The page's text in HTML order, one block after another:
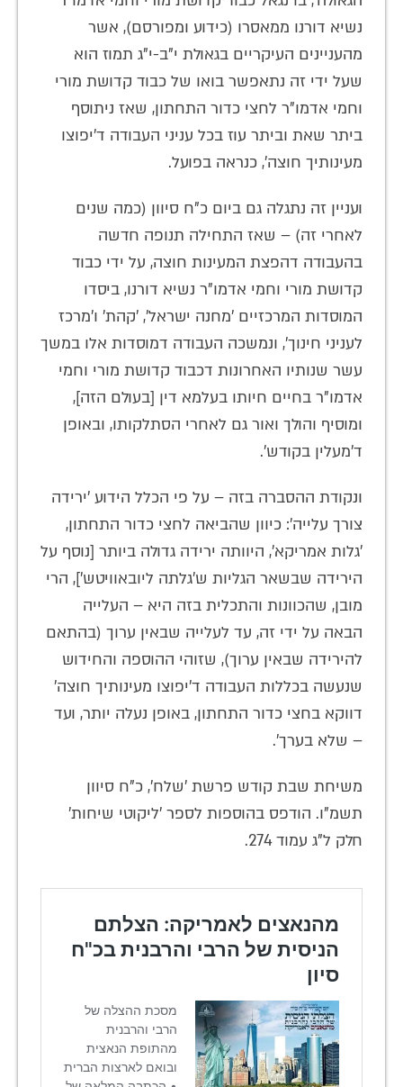
נשיא דורנו ממאסרו (כידוע ומפורסם), אשר
מהעניינים העיקריים בגאולת י"ב-י"ג תמוז הוא
שעל ידי זה נתאפשר בואו של כבוד קדושת מורי
וחמי אדמו"ר לחצי כדור התחתון, שאז ניתוסף
ביתר שאת וביתר עוז בכל עניני העבודה ד'יפוצו
מעינותיך חוצה', כנראה בפועל.
ועניין זה נתגלה גם ביום כ"ח סיוון (כמה שנים
לאחרי זה) – שאז התחילה תנופה חדשה
בהעבודה דהפצת המעינות חוצה, על ידי כבוד
קדושת מורי וחמי אדמו"ר נשיא דורנו, ביסדו
המוסדות המרכזיים 'מחנה ישראל', 'קהת' ו'מרכז
לעניני חינוך', ונמשכה העבודה דמוסדות אלו במשך
עשר שנותיו האחרונות דכבוד קדושת מורי וחמי
אדמו"ר בחיים חיותו בעלמא דין [בעולם הזה],
ומוסיף והולך ואור גם לאחרי הסתלקותו, ובאופן
ד'מעלין בקודש'.
ונקודת ההסברה בזה – על פי הכלל הידוע 'ירידה
צורך עלייה': כיוון שהביאה לחצי כדור התחתון,
'גלות אמריקא', היוותה ירידה גדולה ביותר [נוסף על
הירידה שבשאר הגליות ש'גלתה ליובאוויטש'], הרי
מובן, שהכוונות והתכלית בזה היא – העלייה
הבאה על ידי זה, עד לעלייה שבאין ערוך (בהתאם
להירידה שבאין ערוך), שזוהי ההוספה והחידוש
שנעשה בכללות העבודה ד'יפוצו מעינותיך חוצה'
דווקא בחצי כדור התחתון, באופן נעלה יותר, ועד
– שלא בערך'.
משיחת שבת קודש פרשת 'שלח', כ"ח סיוון
תשמ"ו. הודפס בהוספות לספר 'ליקוטי שיחות'
חלק ל"ג עמוד 274.